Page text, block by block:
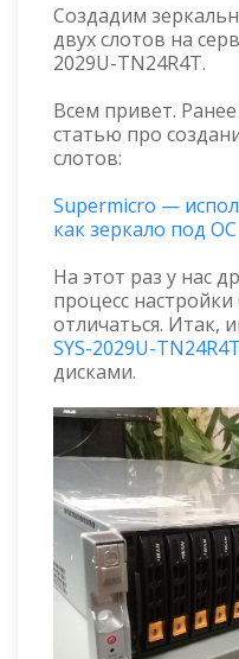
Создадим
двух слотов на
2029U-TN24R4T.
Всем привет.
статью про
слотов:
Supermicro —
как зеркало под ОС
На этот раз у нас
процесс
отличаться. Итак,
SYS-2029U-TN24R4T
дисками.